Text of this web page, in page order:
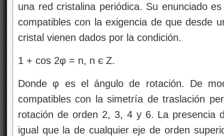
una red cristalina periódica. Su enunciado
compatibles con la exigencia de que desde
cristal vienen dados por la condición.
1 + cos 2φ = n, n є Z.
Donde φ es el ángulo de rotación. De
compatibles con la simetría de traslación
rotación de orden 2, 3, 4 y 6. La presencia
igual que la de cualquier eje de orden